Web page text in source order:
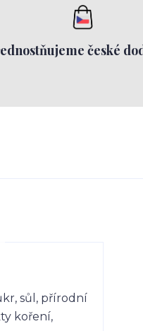
české
sůl, přírodní
koření,